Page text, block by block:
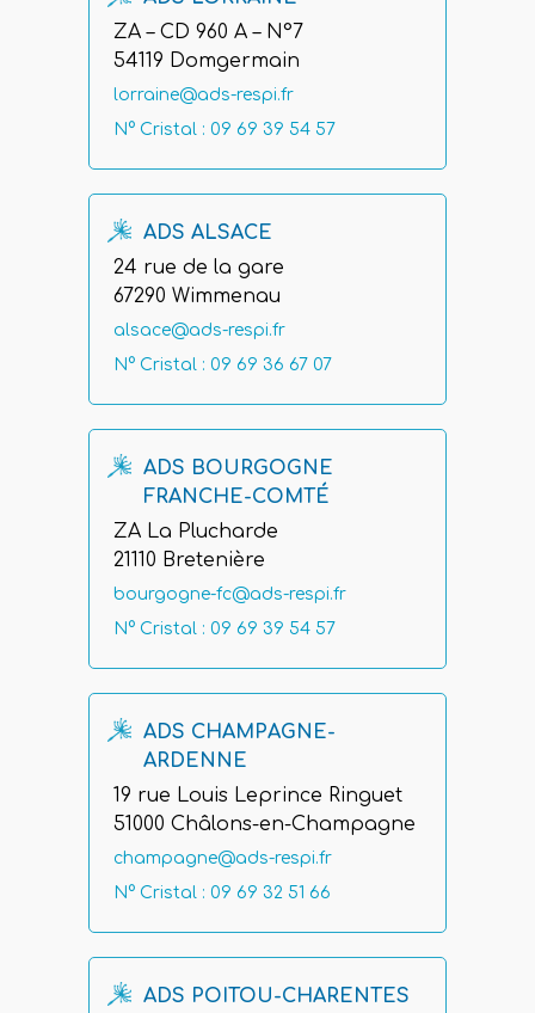
ZA – CD 960 A – N°7
54119 Domgermain
lorraine@ads-respi.fr
N° Cristal : 09 69 39 54 57
ADS ALSACE
24 rue de la gare
67290 Wimmenau
alsace@ads-respi.fr
N° Cristal : 09 69 36 67 07
ADS BOURGOGNE
FRANCHE-COMTÉ
ZA La Plucharde
21110 Bretenière
bourgogne-fc@ads-respi.fr
N° Cristal : 09 69 39 54 57
ADS CHAMPAGNE-
ARDENNE
19 rue Louis Leprince Ringuet
51000 Châlons-en-Champagne
champagne@ads-respi.fr
N° Cristal : 09 69 32 51 66
ADS POITOU-CHARENTES